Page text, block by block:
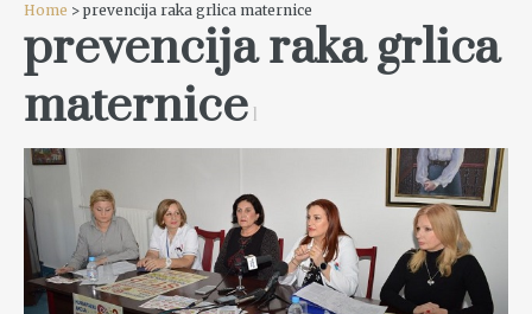
Home > prevencija raka grlica maternice
prevencija raka grlica
maternice 1
READ MORE